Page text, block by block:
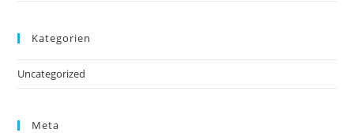
Kategorien
Uncategorized
Meta